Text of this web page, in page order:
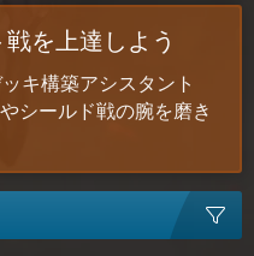
を上達しよう
キ構築アシスタント
シールド戦の腕を磨き